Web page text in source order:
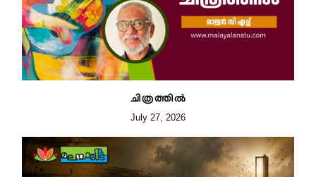
ചിത്രത്തില്‍
July 27, 2026